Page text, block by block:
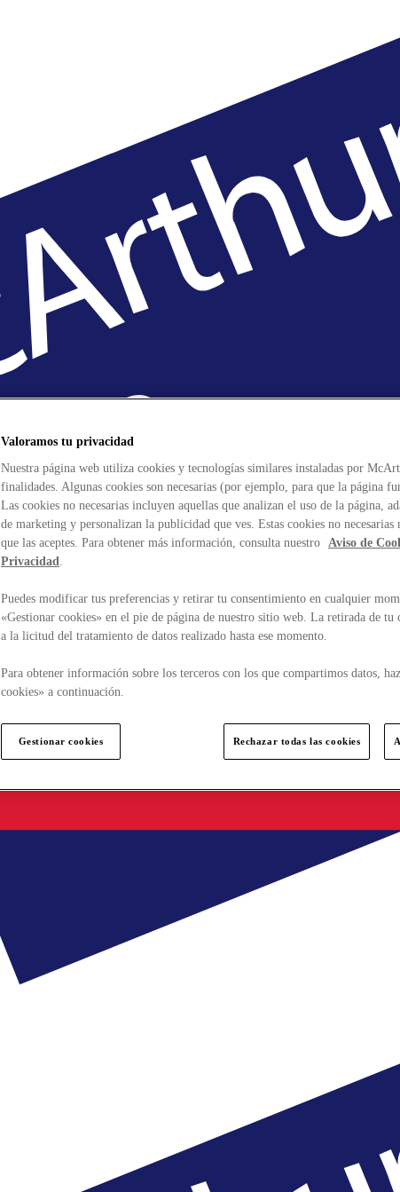
Valoramos tu privacidad
Nuestra página web utiliza cookies y tecnologías similares instaladas por
finalidades. Algunas cookies son necesarias (por ejemplo, para que la página
Las cookies no necesarias incluyen aquellas que analizan el uso de la página,
de marketing y personalizan la publicidad que ves. Estas cookies no necesarias
que las aceptes. Para obtener más información, consulta nuestro Aviso de
Privacidad.
Puedes modificar tus preferencias y retirar tu consentimiento en cualquier
«Gestionar cookies» en el pie de página de nuestro sitio web. La retirada de tu
a la licitud del tratamiento de datos realizado hasta ese momento.
Para obtener información sobre los terceros con los que compartimos datos,
cookies» a continuación.
Gestionar cookies Rechazar todas las cookies